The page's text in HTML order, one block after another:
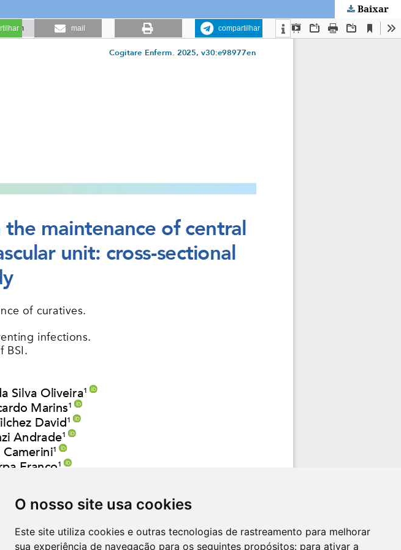
O nosso site usa cookies
Este site utiliza cookies e outras tecnologias de rastreamento para melhorar
sua experiência de navegação para os seguintes propósitos: para ativar a
Baixar
mail compartilhar